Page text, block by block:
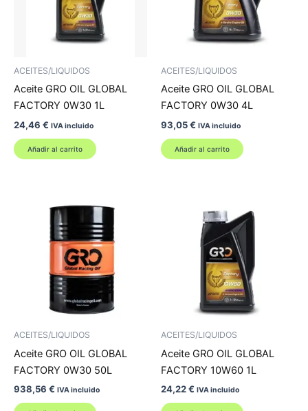
ACEITES/LIQUIDOS
Aceite GRO OIL GLOBAL
FACTORY 0W30 1L
24,46 € IVA incluido
Añadir al carrito
ACEITES/LIQUIDOS
Aceite GRO OIL GLOBAL
FACTORY 0W30 4L
93,05€ IVA incluido
Añadir al carrito
ACEITES/LIQUIDOS
Aceite GRO OIL GLOBAL
FACTORY 0W30 50L
938,56 € IVA incluido
ACEITES/LIQUIDOS
Aceite GRO OIL GLOBAL
FACTORY 10W60 1L
24,22€ IVA incluido